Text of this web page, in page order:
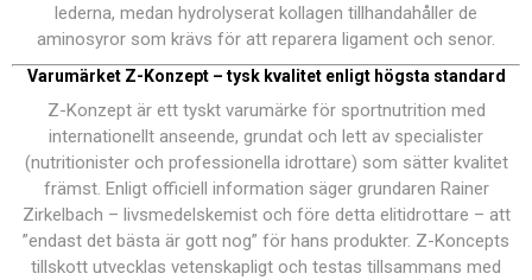
lederna, medan hydrolyserat kollagen tillhandahåller de
aminosyror som krävs för att reparera ligament och senor.
Varumärket Z-Konzept – tysk kvalitet enligt högsta standard
Z-Konzept är ett tyskt varumärke för sportnutrition med
internationellt anseende, grundat och lett av specialister
(nutritionister och professionella idrottare) som sätter kvalitet
främst. Enligt officiell information säger grundaren Rainer
Zirkelbach – livsmedelskemist och före detta elitidrottare – att
”endast det bästa är gott nog” för hans produkter. Z-Koncepts
tillskott utvecklas vetenskapligt och testas tillsammans med